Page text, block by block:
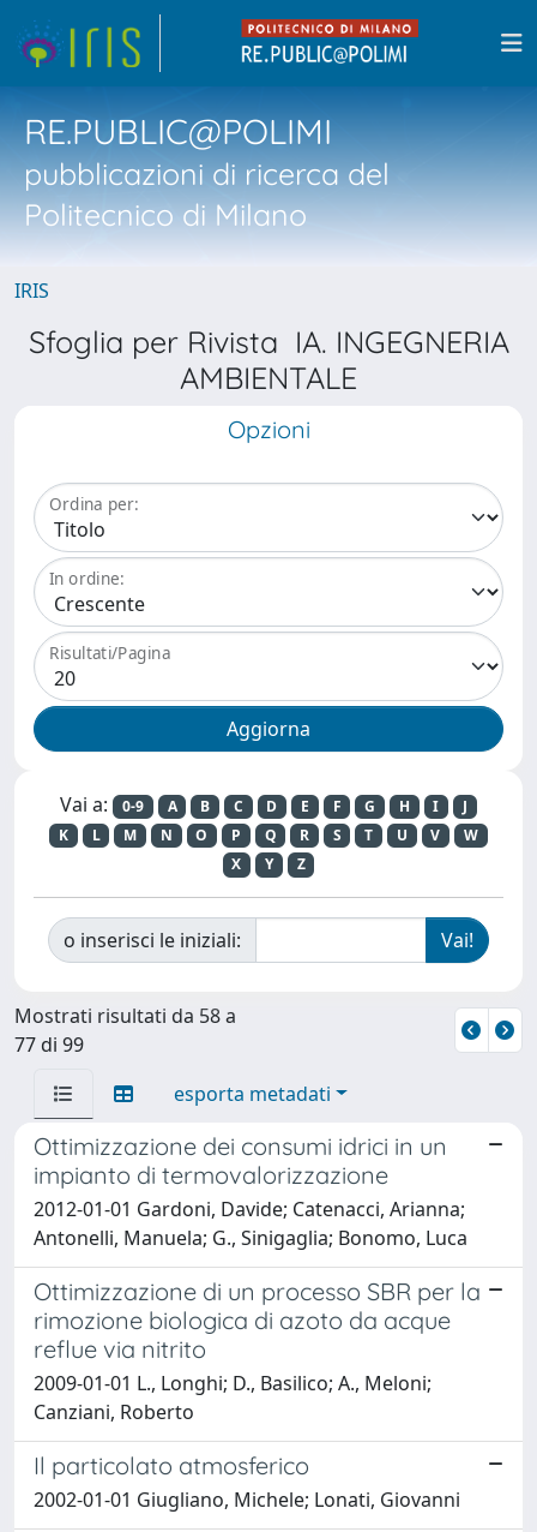
RE.PUBLIC@POLIMI
pubblicazioni di ricerca del
Politecnico di Milano
IRIS
Sfoglia per Rivista IA. INGEGNERIA
AMBIENTALE
Opzioni
Ordina per:
In ordine:
Risultati/Pagina
Vai a: 0-9 A B C D E F G H I
J
K
L M N O P Q R S T U V
W
X
Y Z
o inserisci le iniziali:
Mostrati risultati da 58 a
77 di 99
esporta metadati
Ottimizzazione dei consumi idrici in un
impianto di termovalorizzazione
2012-01-01 Gardoni, Davide; Catenacci, Arianna;
Antonelli, Manuela; G., Sinigaglia; Bonomo, Luca
Ottimizzazione di un processo SBR per la
rimozione biologica di azoto da acque
reflue via nitrito
2009-01-01 L., Longhi; D., Basilico; A., Meloni;
Canziani, Roberto
Il particolato atmosferico
2002-01-01 Giugliano, Michele; Lonati, Giovanni